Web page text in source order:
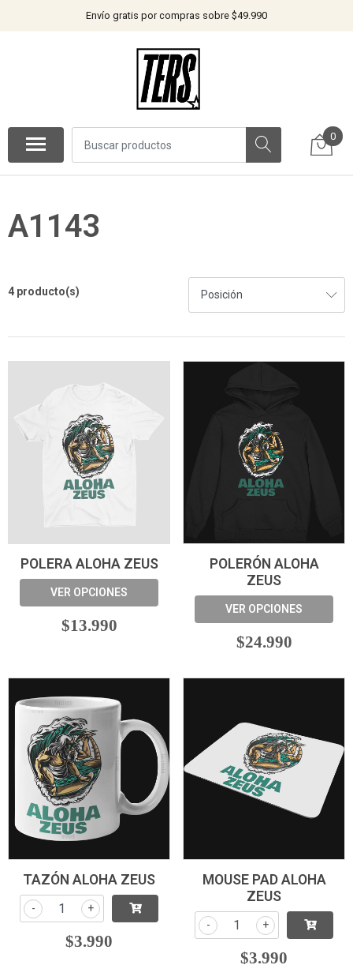
Envío gratis por compras sobre $49.990
0
A1143
4 producto(s)
POLERA ALOHA ZEUS
VER OPCIONES
$13.990
POLERÓN ALOHA
ZEUS
VER OPCIONES
$24.990
TAZÓN ALOHA ZEUS
+
-
$3.990
MOUSE PAD ALOHA
ZEUS
+
-
$3.990